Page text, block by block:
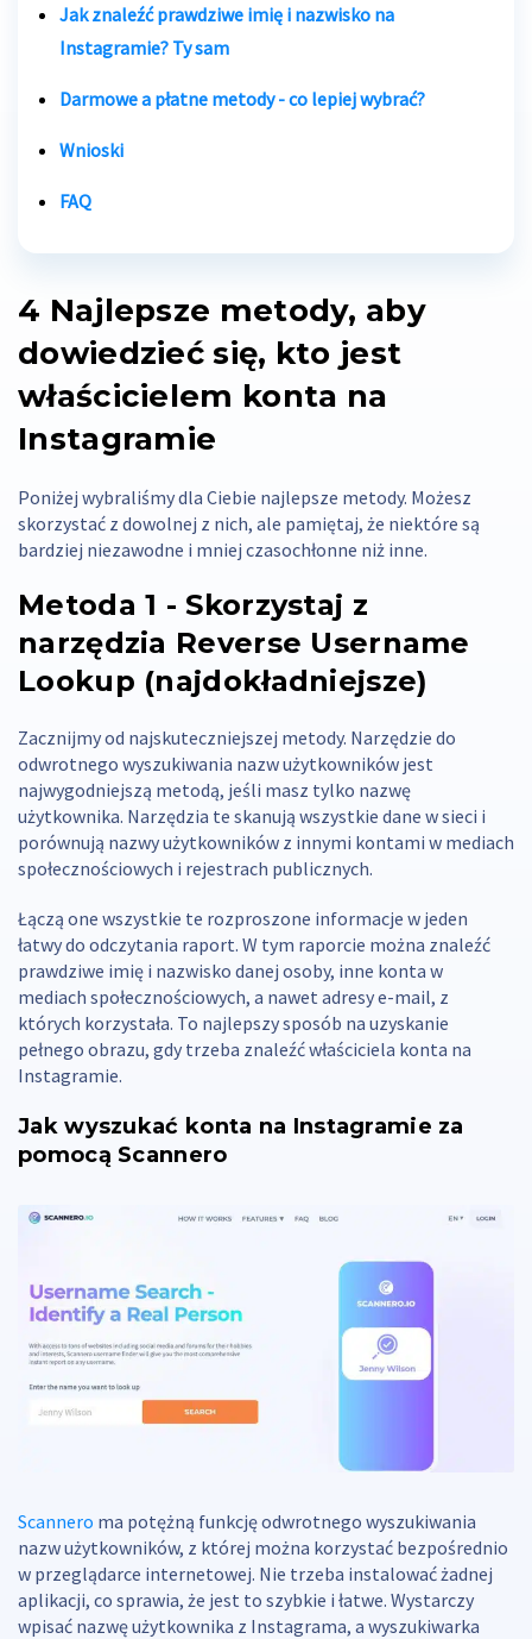
Jak znaleźć prawdziwe imię i nazwisko na
Instagramie? Ty sam
Darmowe a płatne metody - co lepiej wybrać?
Wnioski
FAQ
4 Najlepsze metody, aby
dowiedzieć się, kto jest
właścicielem konta na
Instagramie
Poniżej wybraliśmy dla Ciebie najlepsze metody. Możesz
skorzystać z dowolnej z nich, ale pamiętaj, że niektóre są
bardziej niezawodne i mniej czasochłonne niż inne.
Metoda 1 - Skorzystaj z
narzędzia Reverse Username
Lookup (najdokładniejsze)
Zacznijmy od najskuteczniejszej metody. Narzędzie do
odwrotnego wyszukiwania nazw użytkowników jest
najwygodniejszą metodą, jeśli masz tylko nazwę
użytkownika. Narzędzia te skanują wszystkie dane w sieci i
porównują nazwy użytkowników z innymi kontami w mediach
społecznościowych i rejestrach publicznych.
Łączą one wszystkie te rozproszone informacje w jeden
łatwy do odczytania raport. W tym raporcie można znaleźć
prawdziwe imię i nazwisko danej osoby, inne konta w
mediach społecznościowych, a nawet adresy e-mail, z
których korzystała. To najlepszy sposób na uzyskanie
pełnego obrazu, gdy trzeba znaleźć właściciela konta na
Instagramie.
Jak wyszukać konta na Instagramie za
pomocą Scannero
Scannero ma potężną funkcję odwrotnego wyszukiwania
nazw użytkowników, z której można korzystać bezpośrednio
w przeglądarce internetowej. Nie trzeba instalować żadnej
aplikacji, co sprawia, że jest to szybkie i łatwe. Wystarczy
wpisać nazwę użytkownika z Instagrama, a wyszukiwarka